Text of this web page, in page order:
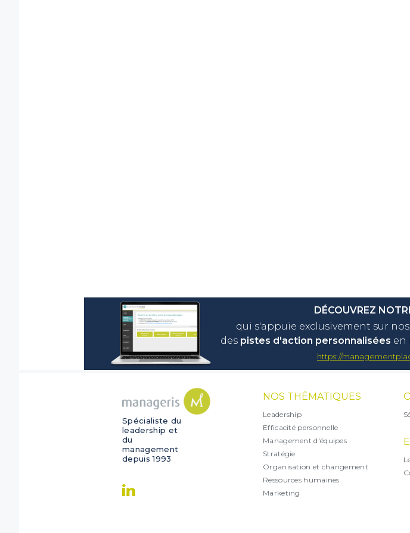
DÉCOUVREZ
qui s'appuie exclusivement sur
des pistes d'action personnalisées en
https://
Spécialiste du
leadership et
du
management
depuis 1993
NOS THÉMATIQUES
Leadership
Efficacité personnelle
Management d'équipes
Stratégie
Organisation et changement
Ressources humaines
Marketing